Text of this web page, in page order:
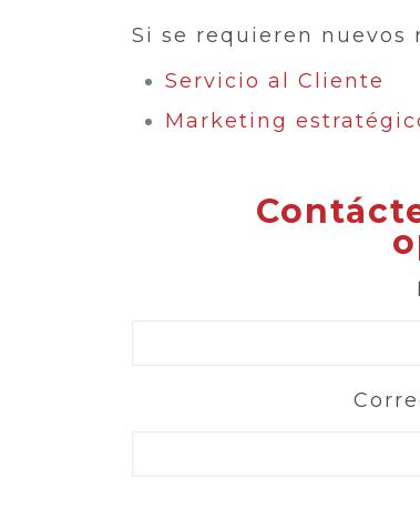
Si se requieren nuevos
Servicio al Cliente
Marketing